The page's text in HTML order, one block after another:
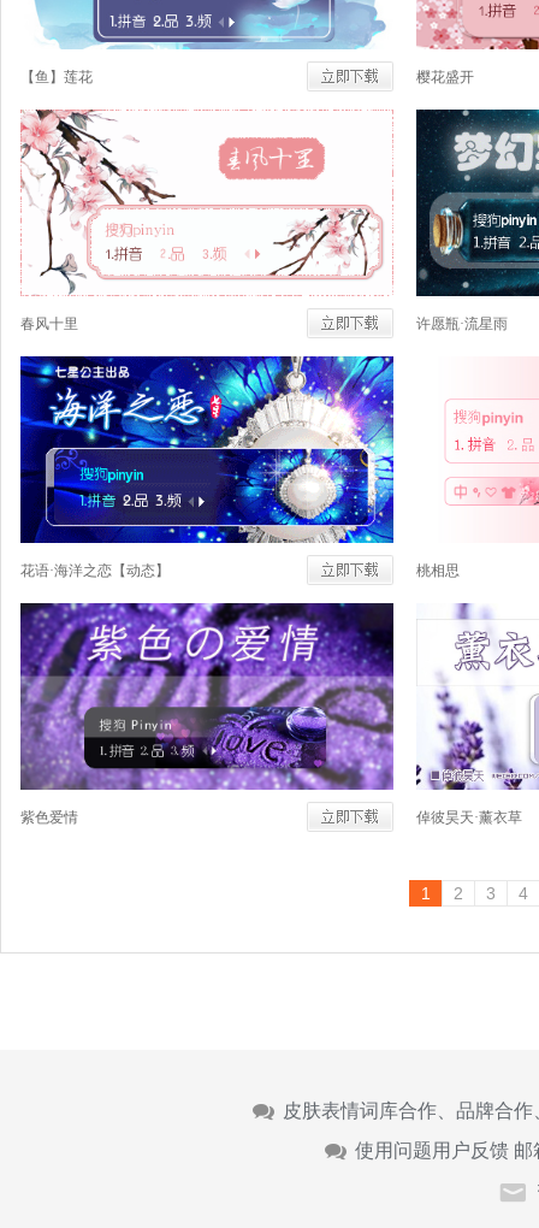
【鱼】莲花 樱花盛开
春风十里 许愿瓶·流星雨
花语·海洋之恋【动态】 桃相思
紫色爱情 倬彼昊天·薰衣草
1 2 3 4
皮肤表情词库合作、品牌合
使用问题用户反馈 邮